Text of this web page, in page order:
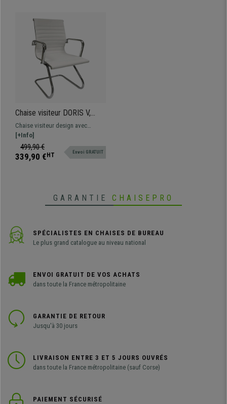
Chaise visiteur DORIS V,
Structure en Métal Chromé,
Design Élégant, en Cuir
Blanc
Chaise visiteur design avec
structure en métal chromé et
revêtement en cuir synthétique de
grande qualité.
[+Info]
499,90 €
339,90 € HT Envoi GRATUIT
GARANTIE CHAISEPRO
SPÉCIALISTES EN CHAISES DE BUREAU
Le plus grand catalogue au niveau national
ENVOI GRATUIT DE VOS ACHATS
dans toute la France métropolitaine
GARANTIE DE RETOUR
Jusqu'à 30 jours
LIVRAISON ENTRE 3 ET 5 JOURS OUVRÉS
dans toute la France métropolitaine (sauf Corse)
PAIEMENT SÉCURISÉ